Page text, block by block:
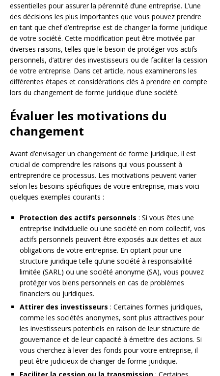
essentielles pour assurer la pérennité d’une entreprise. L’une
des décisions les plus importantes que vous pouvez prendre
en tant que chef d’entreprise est de changer la forme juridique
de votre société. Cette modification peut être motivée par
diverses raisons, telles que le besoin de protéger vos actifs
personnels, d’attirer des investisseurs ou de faciliter la cession
de votre entreprise. Dans cet article, nous examinerons les
différentes étapes et considérations clés à prendre en compte
lors du changement de forme juridique d’une société.
Évaluer les motivations du
changement
Avant d’envisager un changement de forme juridique, il est
crucial de comprendre les raisons qui vous poussent à
entreprendre ce processus. Les motivations peuvent varier
selon les besoins spécifiques de votre entreprise, mais voici
quelques exemples courants :
Protection des actifs personnels : Si vous êtes une
entreprise individuelle ou une société en nom collectif, vos
actifs personnels peuvent être exposés aux dettes et aux
obligations de votre entreprise. En optant pour une
structure juridique telle qu’une société à responsabilité
limitée (SARL) ou une société anonyme (SA), vous pouvez
protéger vos biens personnels en cas de problèmes
financiers ou juridiques.
Attirer des investisseurs : Certaines formes juridiques,
comme les sociétés anonymes, sont plus attractives pour
les investisseurs potentiels en raison de leur structure de
gouvernance et de leur capacité à émettre des actions. Si
vous cherchez à lever des fonds pour votre entreprise, il
peut être judicieux de changer de forme juridique.